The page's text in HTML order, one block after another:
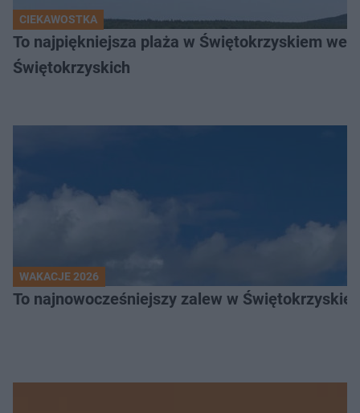
CIEKAWOSTKA
To najpiękniejsza plaża w Świętokrzyskiem
Świętokrzyskich
WAKACJE 2026
To najnowocześniejszy zalew w